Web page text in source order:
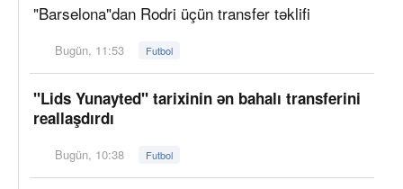
"Barselona"dan Rodri üçün transfer təklifi
Bugün, 11:53 Futbol
"Lids Yunayted" tarixinin ən bahalı transferini
reallaşdırdı
Bugün, 10:38 Futbol